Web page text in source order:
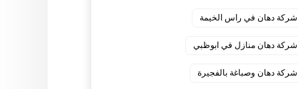
شركة دهان في راس الخيمة
شركة دهان منازل في ابوظبي
شركة دهان وصباغة بالفجيرة